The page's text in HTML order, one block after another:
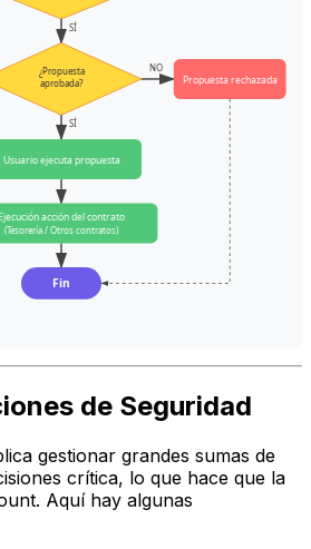
SÍ
¿Propuesta
aprobada?
NO
Propuesta rechazada
SÍ
Usuario ejecuta propuesta
Ejecución acción del contrato
(Tesorería / Otros contratos)
Fin
de Seguridad
gestionar grandes sumas de
crítica, lo que hace que la
Aquí hay algunas